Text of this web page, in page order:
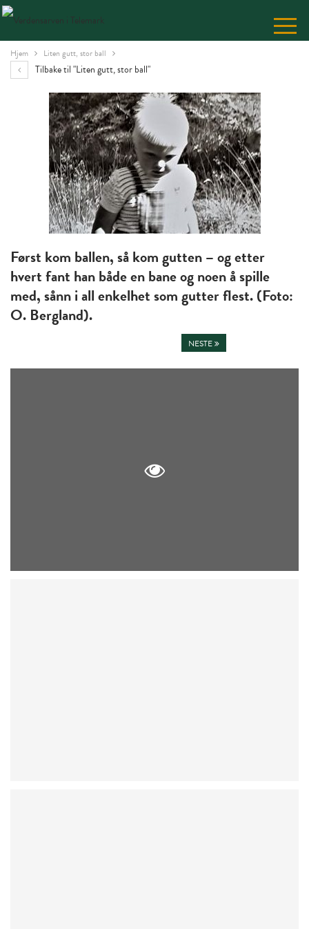
Skip
Content
Hjem Liten gutt, stor ball
Tilbake til "Liten gutt, stor ball"
Først kom ballen, så kom gutten – og etter
hvert fant han både en bane og noen å spille
med, sånn i all enkelhet som gutter flest. (Foto:
O. Bergland).
NESTE